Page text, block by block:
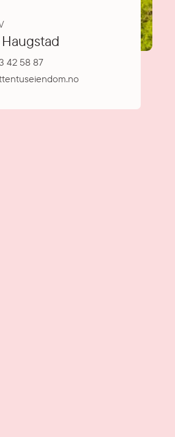
Haugstad
42 58 87